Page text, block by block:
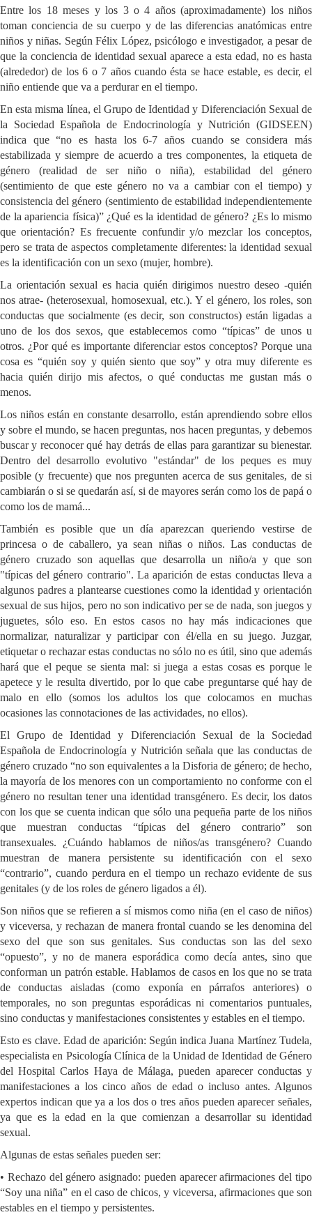
Entre los 18 meses y los 3 o 4 años (aproximadamente) los niños
toman conciencia de su cuerpo y de las diferencias anatómicas entre
niños y niñas. Según Félix López, psicólogo e investigador, a pesar de
que la conciencia de identidad sexual aparece a esta edad, no es hasta
(alrededor) de los 6 o 7 años cuando ésta se hace estable, es decir, el
niño entiende que va a perdurar en el tiempo.
En esta misma línea, el Grupo de Identidad y Diferenciación Sexual de
la Sociedad Española de Endocrinología y Nutrición (GIDSEEN)
indica que “no es hasta los 6-7 años cuando se considera más
estabilizada y siempre de acuerdo a tres componentes, la etiqueta de
género (realidad de ser niño o niña), estabilidad del género
(sentimiento de que este género no va a cambiar con el tiempo) y
consistencia del género (sentimiento de estabilidad independientemente
de la apariencia física)” ¿Qué es la identidad de género? ¿Es lo mismo
que orientación? Es frecuente confundir y/o mezclar los conceptos,
pero se trata de aspectos completamente diferentes: la identidad sexual
es la identificación con un sexo (mujer, hombre).
La orientación sexual es hacia quién dirigimos nuestro deseo -quién
nos atrae- (heterosexual, homosexual, etc.). Y el género, los roles, son
conductas que socialmente (es decir, son constructos) están ligadas a
uno de los dos sexos, que establecemos como “típicas” de unos u
otros. ¿Por qué es importante diferenciar estos conceptos? Porque una
cosa es “quién soy y quién siento que soy” y otra muy diferente es
hacia quién dirijo mis afectos, o qué conductas me gustan más o
menos.
Los niños están en constante desarrollo, están aprendiendo sobre ellos
y sobre el mundo, se hacen preguntas, nos hacen preguntas, y debemos
buscar y reconocer qué hay detrás de ellas para garantizar su bienestar.
Dentro del desarrollo evolutivo "estándar" de los peques es muy
posible (y frecuente) que nos pregunten acerca de sus genitales, de si
cambiarán o si se quedarán así, si de mayores serán como los de papá o
como los de mamá...
También es posible que un día aparezcan queriendo vestirse de
princesa o de caballero, ya sean niñas o niños. Las conductas de
género cruzado son aquellas que desarrolla un niño/a y que son
"típicas del género contrario". La aparición de estas conductas lleva a
algunos padres a plantearse cuestiones como la identidad y orientación
sexual de sus hijos, pero no son indicativo per se de nada, son juegos y
juguetes, sólo eso. En estos casos no hay más indicaciones que
normalizar, naturalizar y participar con él/ella en su juego. Juzgar,
etiquetar o rechazar estas conductas no sólo no es útil, sino que además
hará que el peque se sienta mal: si juega a estas cosas es porque le
apetece y le resulta divertido, por lo que cabe preguntarse qué hay de
malo en ello (somos los adultos los que colocamos en muchas
ocasiones las connotaciones de las actividades, no ellos).
El Grupo de Identidad y Diferenciación Sexual de la Sociedad
Española de Endocrinología y Nutrición señala que las conductas de
género cruzado “no son equivalentes a la Disforia de género; de hecho,
la mayoría de los menores con un comportamiento no conforme con el
género no resultan tener una identidad transgénero. Es decir, los datos
con los que se cuenta indican que sólo una pequeña parte de los niños
que muestran conductas “típicas del género contrario” son
transexuales. ¿Cuándo hablamos de niños/as transgénero? Cuando
muestran de manera persistente su identificación con el sexo
“contrario”, cuando perdura en el tiempo un rechazo evidente de sus
genitales (y de los roles de género ligados a él).
Son niños que se refieren a sí mismos como niña (en el caso de niños)
y viceversa, y rechazan de manera frontal cuando se les denomina del
sexo del que son sus genitales. Sus conductas son las del sexo
“opuesto”, y no de manera esporádica como decía antes, sino que
conforman un patrón estable. Hablamos de casos en los que no se trata
de conductas aisladas (como exponía en párrafos anteriores) o
temporales, no son preguntas esporádicas ni comentarios puntuales,
sino conductas y manifestaciones consistentes y estables en el tiempo.
Esto es clave. Edad de aparición: Según indica Juana Martínez Tudela,
especialista en Psicología Clínica de la Unidad de Identidad de Género
del Hospital Carlos Haya de Málaga, pueden aparecer conductas y
manifestaciones a los cinco años de edad o incluso antes. Algunos
expertos indican que ya a los dos o tres años pueden aparecer señales,
ya que es la edad en la que comienzan a desarrollar su identidad
sexual.
Algunas de estas señales pueden ser:
• Rechazo del género asignado: pueden aparecer afirmaciones del tipo
“Soy una niña” en el caso de chicos, y viceversa, afirmaciones que son
estables en el tiempo y persistentes.